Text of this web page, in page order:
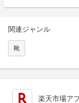
関連ジャンル
靴
楽天市場ア